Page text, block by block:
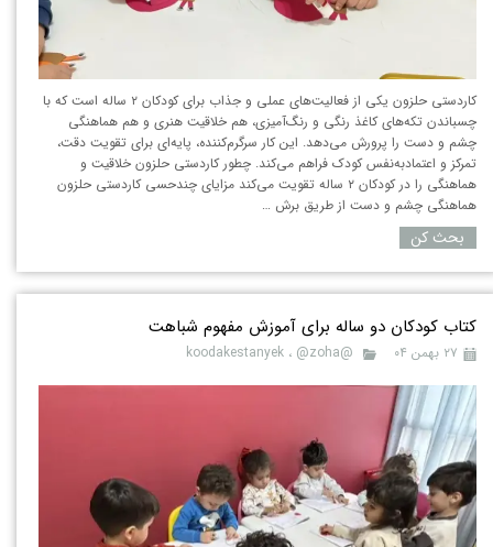
کاردستی حلزون یکی از فعالیت‌های عملی و جذاب برای کودکان ۲ ساله است که با
چسباندن تکه‌های کاغذ رنگی و رنگ‌آمیزی، هم خلاقیت هنری و هم هماهنگی
چشم و دست را پرورش می‌دهد. این کار سرگرم‌کننده، پایه‌ای برای تقویت دقت،
تمرکز و اعتمادبه‌نفس کودک فراهم می‌کند. چطور کاردستی حلزون خلاقیت و
هماهنگی را در کودکان ۲ ساله تقویت می‌کند مزایای چندحسی کاردستی حلزون
هماهنگی چشم و دست از طریق برش …
بحث کن
کتاب کودکان دو ساله برای آموزش مفهوم شباهت
۲۷ بهمن ۰۴ @koodakestanyek ، @zoha